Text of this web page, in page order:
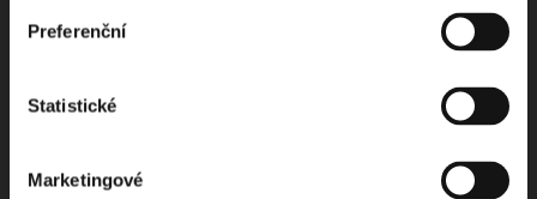
Preferenční
Statistické
Marketingové
Beru na vědomí zpracování osobních údajů